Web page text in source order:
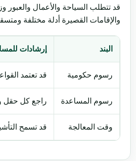
قد تتطلب السياحة والأعمال والعبور
والإقامات القصيرة أدلة مختلفة
البند إرشادات
رسوم حكومية قد تعتمد
رسوم المساعدة راجع كل حقل
وقت المعالجة قد تسمح